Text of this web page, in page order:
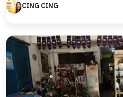
CING CING